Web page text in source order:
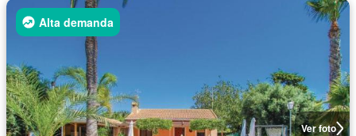
Ver foto
Alta demanda